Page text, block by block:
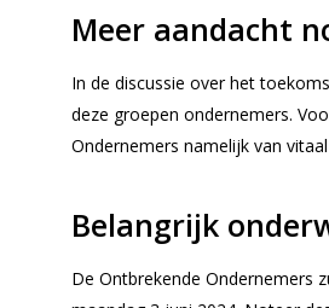
Meer aandacht
In de discussie over het
deze groepen ondernemers.
Ondernemers namelijk van
Belangrijk
De Ontbrekende Ondernemers